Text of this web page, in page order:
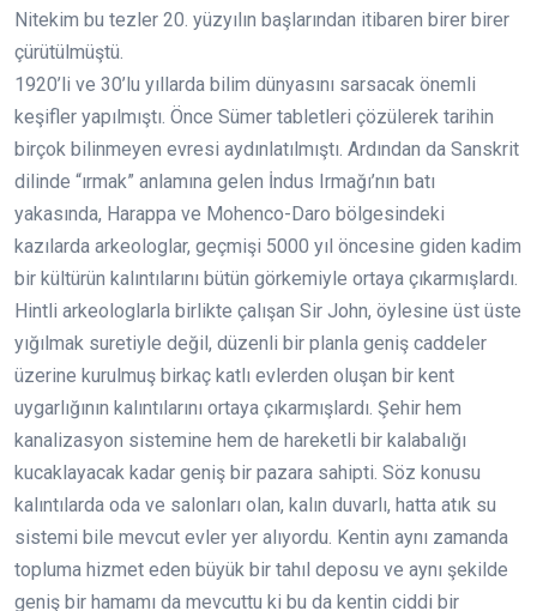
Nitekim bu tezler 20. yüzyılın başlarından itibaren birer birer
çürütülmüştü.
1920’li ve 30’lu yıllarda bilim dünyasını sarsacak önemli
keşifler yapılmıştı. Önce Sümer tabletleri çözülerek tarihin
birçok bilinmeyen evresi aydınlatılmıştı. Ardından da Sanskrit
dilinde “ırmak” anlamına gelen İndus Irmağı’nın batı
yakasında, Harappa ve Mohenco-Daro bölgesindeki
kazılarda arkeologlar, geçmişi 5000 yıl öncesine giden kadim
bir kültürün kalıntılarını bütün görkemiyle ortaya çıkarmışlardı.
Hintli arkeologlarla birlikte çalışan Sir John, öylesine üst üste
yığılmak suretiyle değil, düzenli bir planla geniş caddeler
üzerine kurulmuş birkaç katlı evlerden oluşan bir kent
uygarlığının kalıntılarını ortaya çıkarmışlardı. Şehir hem
kanalizasyon sistemine hem de hareketli bir kalabalığı
kucaklayacak kadar geniş bir pazara sahipti. Söz konusu
kalıntılarda oda ve salonları olan, kalın duvarlı, hatta atık su
sistemi bile mevcut evler yer alıyordu. Kentin aynı zamanda
topluma hizmet eden büyük bir tahıl deposu ve aynı şekilde
geniş bir hamamı da mevcuttu ki bu da kentin ciddi bir